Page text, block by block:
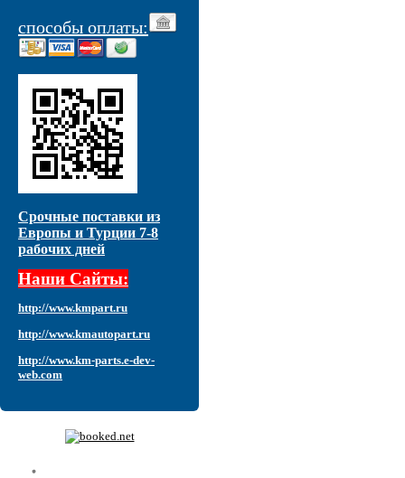
способы оплаты:
Срочные поставки из
Европы и Турции 7-8
рабочих дней
Наши Сайты:
http://www.kmpart.ru
http://www.kmautopart.ru
http://www.km-parts.e-dev-
web.com